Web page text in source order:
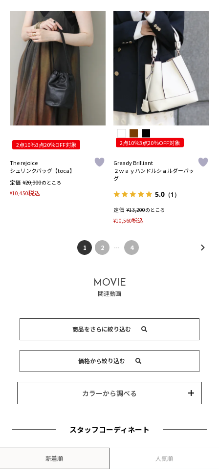
2点10％3点20％OFF対象
The rejoice
シュリンクバッグ【toca】
定価 ¥20,900のところ
¥10,450税込
2点10％3点20％OFF対象
Gready Brilliant
２ｗａｙハンドルショルダーバッ
グ
5.0 （1）
定価 ¥13,200のところ
¥10,560税込
1 2 … 4
MOVIE
関連動画
商品をさらに絞り込む
ブランド
価格から絞り込む
3,000円以内 5,000円以内
8,000円以内 10,000円以内
15,000円以内 それ以上
カラーから調べる
スタッフコーディネート
新着順 人気順